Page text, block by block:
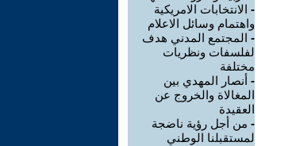
- الانتخابات الامريكية
واهتمام وسائل الاعلام
- المجتمع المدني هدف
لفلسفات ونظريات
مختلفة
- أنصار المهدي بين
المغالاة والخروج عن
العقيدة
- من أجل رؤية ناضجة
لمستقبلنا الوطني